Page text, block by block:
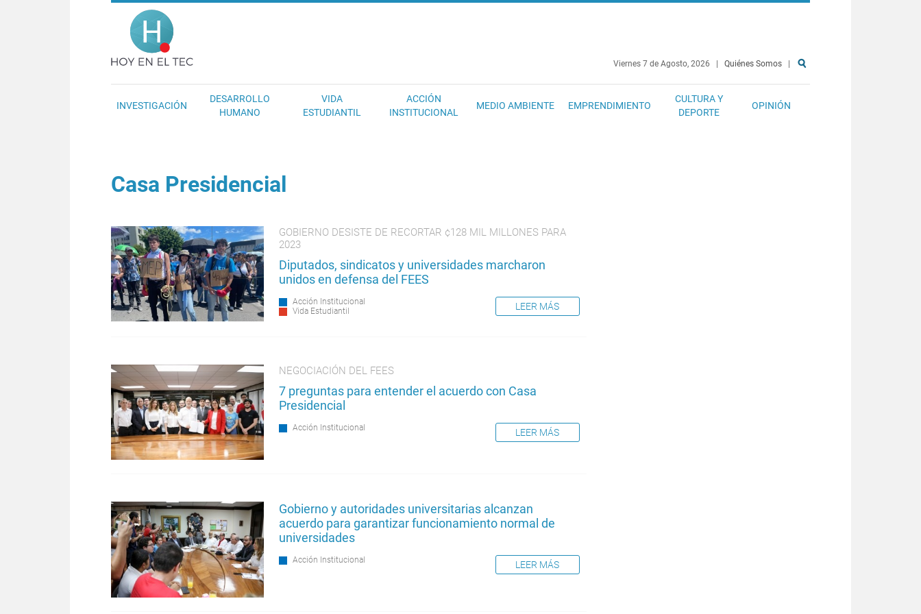
Pasar al contenido principal
Viernes 7 de Agosto, 2026 Quiénes Somos
INVESTIGACIÓN
DESARROLLO
HUMANO
VIDA
ESTUDIANTIL
ACCIÓN
INSTITUCIONAL
MEDIO AMBIENTE EMPRENDIMIENTO
CULTURA Y
DEPORTE
OPINIÓN
Casa Presidencial
GOBIERNO DESISTE DE RECORTAR ¢128 MIL MILLONES PARA
2023
Diputados, sindicatos y universidades marcharon
unidos en defensa del FEES
Acción Institucional
Vida Estudiantil
LEER MÁS
NEGOCIACIÓN DEL FEES
7 preguntas para entender el acuerdo con Casa
Presidencial
Acción Institucional LEER MÁS
Gobierno y autoridades universitarias alcanzan
acuerdo para garantizar funcionamiento normal de
universidades
Acción Institucional LEER MÁS